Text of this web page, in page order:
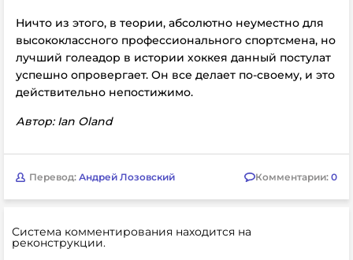
Ничто из этого, в теории, абсолютно неуместно для
высококлассного профессионального спортсмена, но
лучший голеадор в истории хоккея данный постулат
успешно опровергает. Он все делает по-своему, и это
действительно непостижимо.
Автор: Ian Oland
Перевод: Андрей Лозовский Комментарии: 0
Система комментирования находится на
реконструкции.